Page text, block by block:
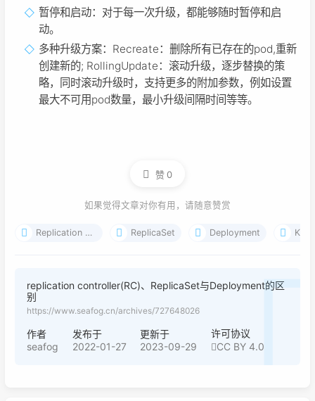
暂停和启动：对于每一次升级，都能够随时暂停和启
动。
多种升级方案：Recreate：删除所有已存在的pod,重新
创建新的; RollingUpdate：滚动升级，逐步替换的策
略，同时滚动升级时，支持更多的附加参数，例如设置
最大不可用pod数量，最小升级间隔时间等等。
赞0
如果觉得文章对你有用，请随意赞赏
Replication Controller ReplicaSet Deployment
replication controller(RC)、ReplicaSet与Deployment的区
别
https://www.seafog.cn/archives/727648026
作者
seafog
发布于
2022-01-27
更新于
2023-09-29
许可协议
CC BY 4.0